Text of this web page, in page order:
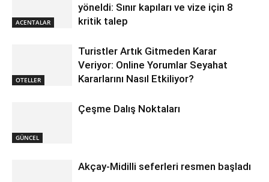
ACENTALAR
yöneldi: Sınır kapıları ve vize için 8
kritik talep
OTELLER
Turistler Artık Gitmeden Karar
Veriyor: Online Yorumlar Seyahat
Kararlarını Nasıl Etkiliyor?
GÜNCEL
Çeşme Dalış Noktaları
Akçay-Midilli seferleri resmen başladı